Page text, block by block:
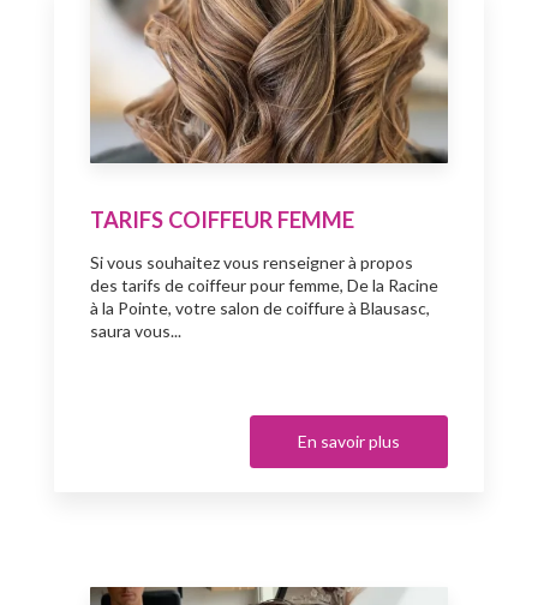
TARIFS COIFFEUR FEMME
Si vous souhaitez vous renseigner à propos
des tarifs de coiffeur pour femme, De la Racine
à la Pointe, votre salon de coiffure à Blausasc,
saura vous...
En savoir plus